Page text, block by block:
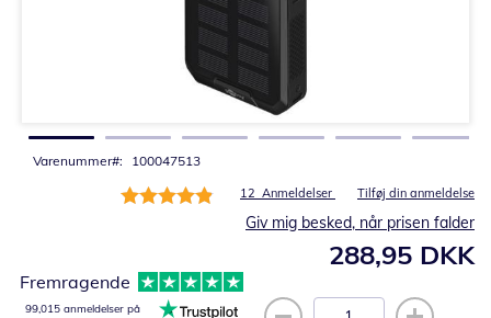
Varenummer 100047513
Bedømmelse:
12 Anmeldelser Tilføj din anmeldelse
288,95 DKK
Giv mig besked, når prisen falder
Fremragende
99,015 anmeldelser på
billedgalleriet